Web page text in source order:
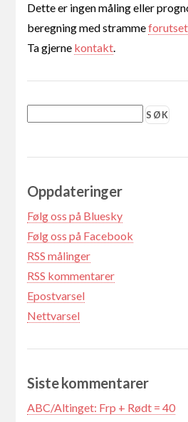
Dette er ingen måling eller
beregning med stramme
Ta gjerne kontakt.
Oppdateringer
Følg oss på Bluesky
Følg oss på Facebook
RSS målinger
RSS kommentarer
Epostvarsel
Nettvarsel
Siste kommentarer
ABC/Altinget: Frp + Rødt = 40